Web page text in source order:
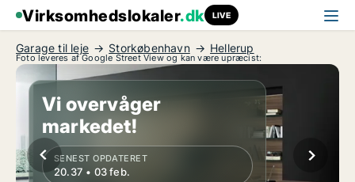
Virksomhedslokaler.dk LIVE
Garage til leje Storkøbenhavn Hellerup
Foto leveres af Google Street View og kan være upræcist:
Vi overvåger
markedet!
SENEST OPDATERET
20.37 • 03 feb.